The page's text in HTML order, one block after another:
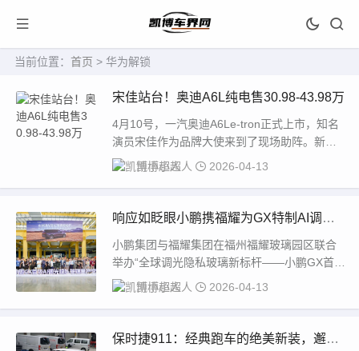
当前位置： 首页 > 华为解锁
宋佳站台！奥迪A6L纯电售30.98-43.98万
4月10号，一汽奥迪A6Le-tron正式上市，知名
演员宋佳作为品牌大使来到了现场助阵。新车
心动入手价30.98万-43.98万...
凯博小超人 2026-04-13
响应如眨眼小鹏携福耀为GX特制AI调光
隐私玻璃
小鹏集团与福耀集团在福州福耀玻璃园区联合
举办“全球调光隐私玻璃新标杆——小鹏GX首块
AI调光隐私玻璃量产交付”活动，双方共同打
凯博小超人 2026-04-13
保时捷911：经典跑车的绝美新装，邂逅